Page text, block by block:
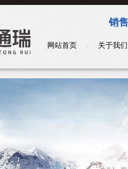
销
网站首页 关于我们